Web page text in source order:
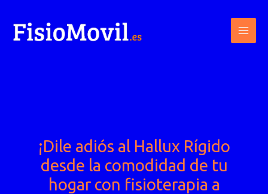
contenido
¡Dile adiós al Hallux Rígido
desde la comodidad de tu
hogar con fisioterapia a